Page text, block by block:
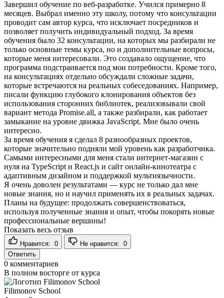
Завершил обучение по веб-разработке. Учился примерно 8
месяцев. Выбрал именно эту школу, потому что консультации
проводит сам автор курса, что исключает посредников и
позволяет получить индивидуальный подход. За время
обучения было 32 консультации, на которых мы разбирали не
только основные темы курса, но и дополнительные вопросы,
которые меня интересовали. Это создавало ощущение, что
программа подстраивается под мои потребности. Кроме того,
на консультациях отдельно обсуждали сложные задачи,
которые встречаются на реальных собеседованиях. Например,
писали функцию глубокого клонирования объектов без
использования сторонних библиотек, реализовывали свой
вариант метода Promise.all, а также разбирали, как работает
замыкание на уровне движка JavaScript. Мне было очень
интересно.
За время обучения я сделал 8 разнообразных проектов,
которые значительно подняли мой уровень как разработчика.
Самыми интересными для меня стали интернет-магазин с
нуля на TypeScript и React.js и сайт онлайн-кинотеатра с
адаптивным дизайном и поддержкой мультиязычности.
Я очень доволен результатами — курс не только дал мне
новые знания, но и научил применять их в реальных задачах.
Планы на будущее: продолжать совершенствоваться,
используя полученные знания и опыт, чтобы покорять новые
профессиональные вершины!
Показать весь отзыв
Нравится: 0 Не нравится: 0
Ответить
0 комментариев
В полном восторге от курса
Filimonov School